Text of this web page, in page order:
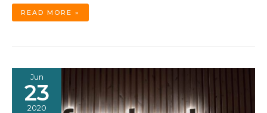
FACEBOOK
EN
LA
AUTORIDADES
READ MORE »
Jun
23
2020